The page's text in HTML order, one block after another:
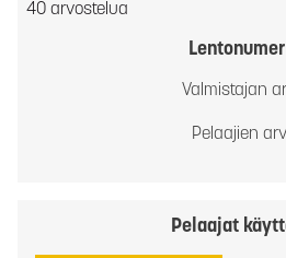
40 arvostelua
Valmistajan
Pelaajien
Pelaajat